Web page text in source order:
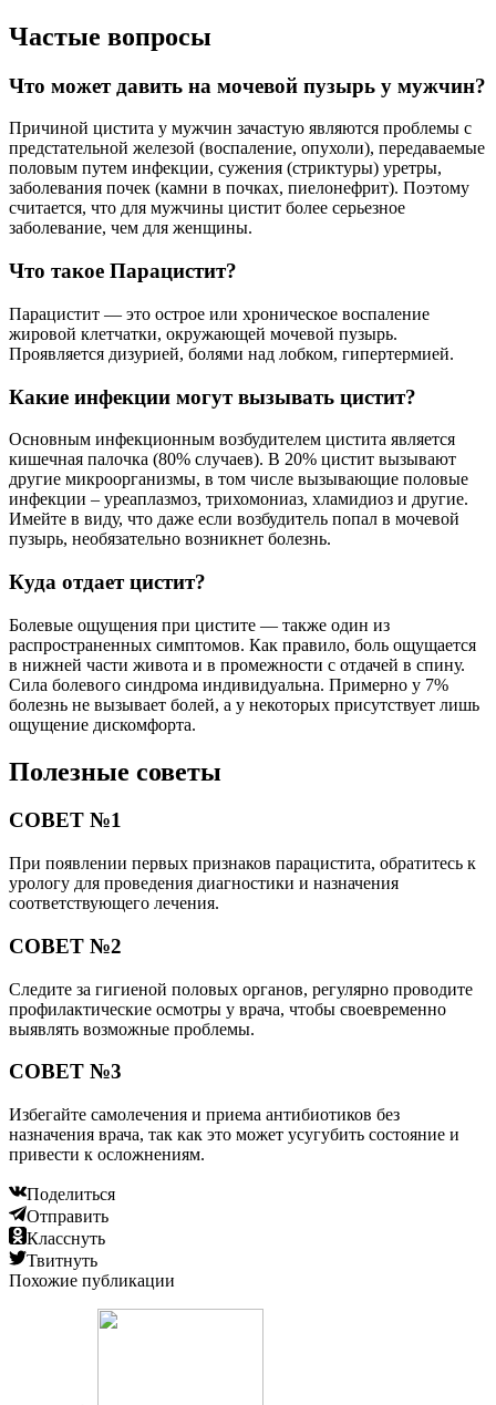
Частые вопросы
Что может давить на мочевой пузырь у мужчин?
Причиной цистита у мужчин зачастую являются проблемы с
предстательной железой (воспаление, опухоли), передаваемые
половым путем инфекции, сужения (стриктуры) уретры,
заболевания почек (камни в почках, пиелонефрит). Поэтому
считается, что для мужчины цистит более серьезное
заболевание, чем для женщины.
Что такое Парацистит?
Парацистит — это острое или хроническое воспаление
жировой клетчатки, окружающей мочевой пузырь.
Проявляется дизурией, болями над лобком, гипертермией.
Какие инфекции могут вызывать цистит?
Основным инфекционным возбудителем цистита является
кишечная палочка (80% случаев). В 20% цистит вызывают
другие микроорганизмы, в том числе вызывающие половые
инфекции – уреаплазмоз, трихомониаз, хламидиоз и другие.
Имейте в виду, что даже если возбудитель попал в мочевой
пузырь, необязательно возникнет болезнь.
Куда отдает цистит?
Болевые ощущения при цистите — также один из
распространенных симптомов. Как правило, боль ощущается
в нижней части живота и в промежности с отдачей в спину.
Сила болевого синдрома индивидуальна. Примерно у 7%
болезнь не вызывает болей, а у некоторых присутствует лишь
ощущение дискомфорта.
Полезные советы
СОВЕТ №1
При появлении первых признаков парацистита, обратитесь к
урологу для проведения диагностики и назначения
соответствующего лечения.
СОВЕТ №2
Следите за гигиеной половых органов, регулярно проводите
профилактические осмотры у врача, чтобы своевременно
выявлять возможные проблемы.
СОВЕТ №3
Избегайте самолечения и приема антибиотиков без
назначения врача, так как это может усугубить состояние и
привести к осложнениям.
Поделиться
Отправить
Класснуть
Твитнуть
Похожие публикации